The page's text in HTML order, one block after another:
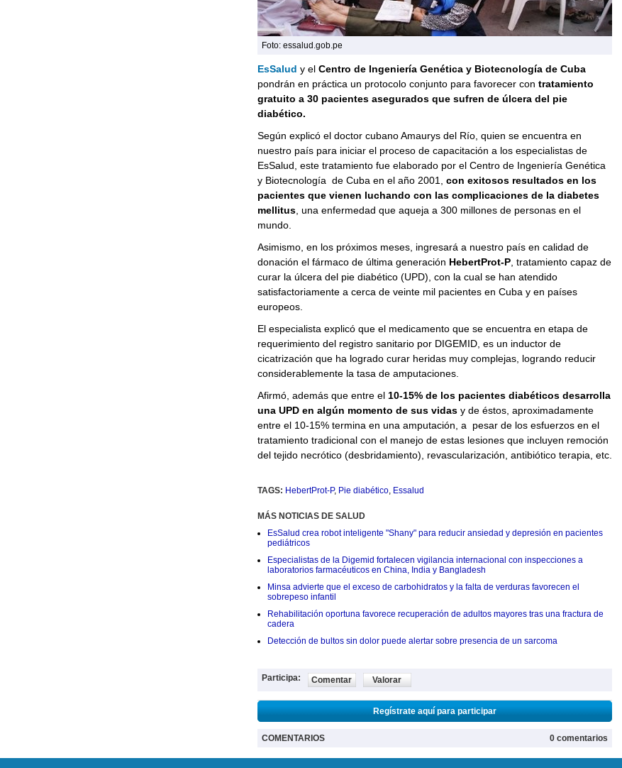
Foto: essalud.gob.pe
EsSalud y el Centro de Ingeniería Genética y Biotecnología de Cuba
pondrán en práctica un protocolo conjunto para favorecer con tratamiento
gratuito a 30 pacientes asegurados que sufren de úlcera del pie
diabético.
Según explicó el doctor cubano Amaurys del Río, quien se encuentra en
nuestro país para iniciar el proceso de capacitación a los especialistas de
EsSalud, este tratamiento fue elaborado por el Centro de Ingeniería Genética
y Biotecnología de Cuba en el año 2001, con exitosos resultados en los
pacientes que vienen luchando con las complicaciones de la diabetes
mellitus, una enfermedad que aqueja a 300 millones de personas en el
mundo.
Asimismo, en los próximos meses, ingresará a nuestro país en calidad de
donación el fármaco de última generación HebertProt-P, tratamiento capaz de
curar la úlcera del pie diabético (UPD), con la cual se han atendido
satisfactoriamente a cerca de veinte mil pacientes en Cuba y en países
europeos.
El especialista explicó que el medicamento que se encuentra en etapa de
requerimiento del registro sanitario por DIGEMID, es un inductor de
cicatrización que ha logrado curar heridas muy complejas, logrando reducir
considerablemente la tasa de amputaciones.
Afirmó, además que entre el 10-15% de los pacientes diabéticos desarrolla
una UPD en algún momento de sus vidasy de éstos, aproximadamente
entre el 10-15% termina en una amputación, a pesar de los esfuerzos en el
tratamiento tradicional con el manejo de estas lesiones que incluyen remoción
del tejido necrótico (desbridamiento), revascularización, antibiótico terapia, etc.
TAGS: HebertProt-P, Pie diabético, Essalud
MÁS NOTICIAS DE SALUD
EsSalud crea robot inteligente "Shany" para reducir ansiedad y depresión en pacientes
pediátricos
Especialistas de la Digemid fortalecen vigilancia internacional con inspecciones a
laboratorios farmacéuticos en China, India y Bangladesh
Minsa advierte que el exceso de carbohidratos y la falta de verduras favorecen el
sobrepeso infantil
Rehabilitación oportuna favorece recuperación de adultos mayores tras una fractura de
cadera
Detección de bultos sin dolor puede alertar sobre presencia de un sarcoma
Participa: Comentar Valorar
Regístrate aquí para participar
COMENTARIOS 0 comentarios